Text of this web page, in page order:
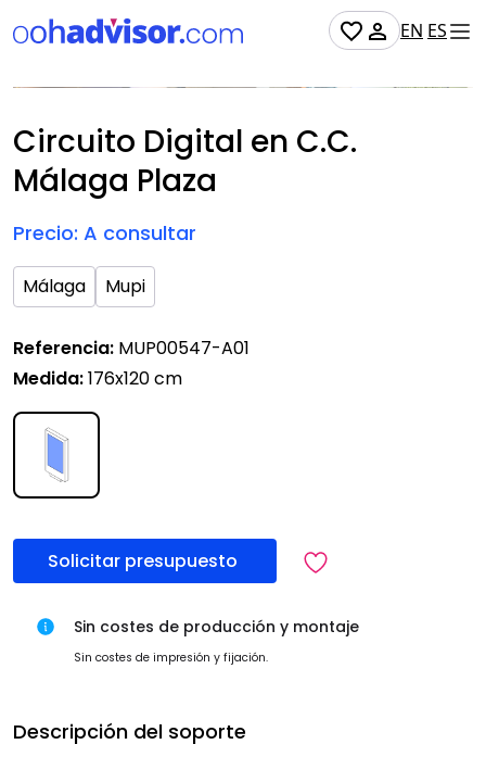
EN ES
Disponible
Circuito Digital en C.C.
Málaga Plaza
Precio: A consultar
Málaga Mupi
Referencia: MUP00547-A01
Medida:176x120 cm
Solicitar presupuesto
Sin costes de producción y montaje
Sin costes de impresión y fijación.
Descripción del soporte